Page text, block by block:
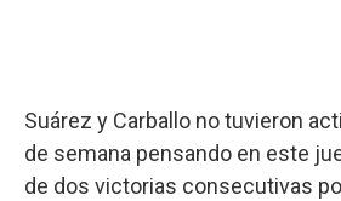
Suárez y Carballo no tuvieron
de semana pensando en este
de dos victorias consecutivas